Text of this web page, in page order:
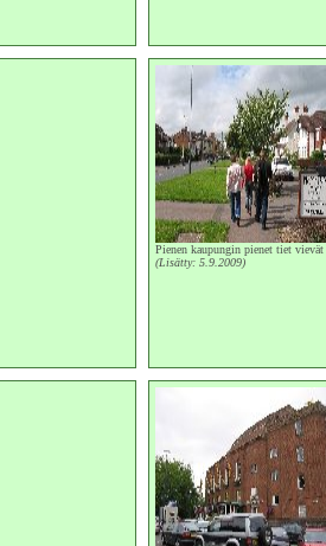
Pienen kaupungin pienet tiet
(Lisätty: 5.9.2009)